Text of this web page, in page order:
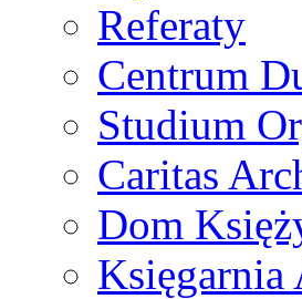
Referaty
Centrum
Studium
Caritas
Dom
Księgarnia